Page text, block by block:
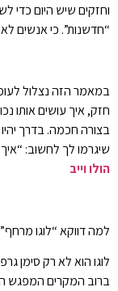
וחזקים שיש היום כדי
“חדשנות”. כי אנשים
במאמר הזה נצלול
חזק, איך עושים אותו
בצורה חכמה. בדרך
שיגרמו לך לחשוב:
הולו וייב
למה דווקא “לוגו
לוגו הוא לא רק סימן
ברוב המקרים המפגש